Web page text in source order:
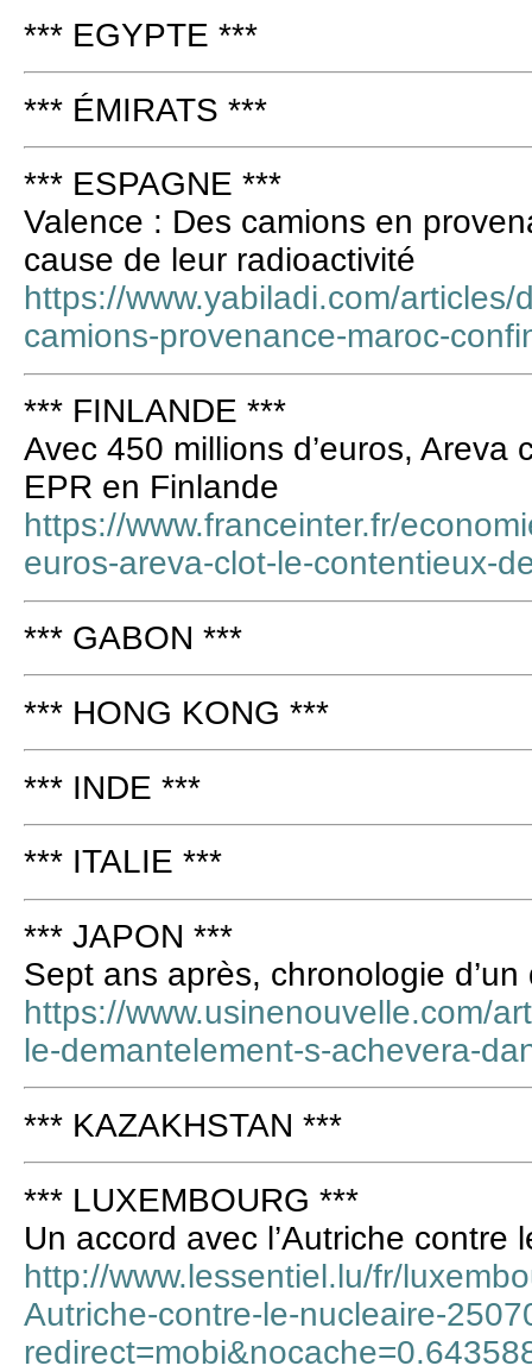
*** EGYPTE ***
*** ÉMIRATS ***
*** ESPAGNE ***
Valence : Des camions en
cause de leur radioactivité
https://www.yabiladi.com/
camions-provenance-maroc-
*** FINLANDE ***
Avec 450 millions d’euros,
EPR en Finlande
https://www.franceinter.fr/
euros-areva-clot-le-contentieux-
*** GABON ***
*** HONG KONG ***
*** INDE ***
*** ITALIE ***
*** JAPON ***
Sept ans après, chronologie
https://www.usinenouvelle.com/
le-demantelement-s-achevera-
*** KAZAKHSTAN ***
*** LUXEMBOURG ***
Un accord avec l’Autriche contre
http://www.lessentiel.lu/fr/
Autriche-contre-le-nucleaire-